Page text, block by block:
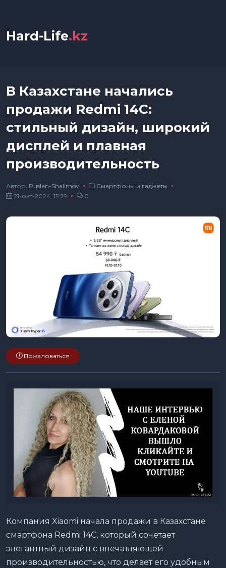
Hard-Life.kz
В Казахстане начались
продажи Redmi 14C:
стильный дизайн, широкий
дисплей и плавная
производительность
Автор: Ruslan-Shalimov
Смартфоны и гаджеты
21-окт-2024, 15:29
0
Пожаловаться
Компания Xiaomi начала продажи в Казахстане
смартфона Redmi 14C, который сочетает
элегантный дизайн с впечатляющей
производительностью, что делает его удобным